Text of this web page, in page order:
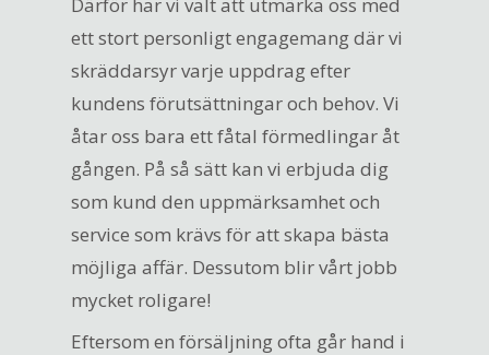
ett stort personligt engagemang där vi
skräddarsyr varje uppdrag efter
kundens förutsättningar och behov. Vi
åtar oss bara ett fåtal förmedlingar åt
gången. På så sätt kan vi erbjuda dig
som kund den uppmärksamhet och
service som krävs för att skapa bästa
möjliga affär. Dessutom blir vårt jobb
mycket roligare!
Eftersom en försäljning ofta går hand i